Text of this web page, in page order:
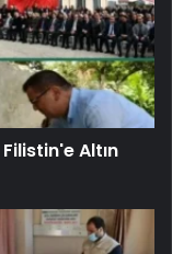
Altın